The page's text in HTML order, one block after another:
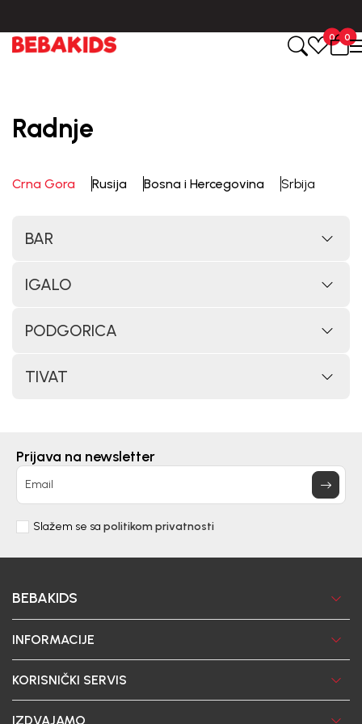
0 0
Radnje
Crna Gora Rusija Bosna i Hercegovina Srbija
BAR
IGALO
PODGORICA
TIVAT
Prijava na newsletter
Email
Slažem se sa politikom privatnosti
BEBAKIDS
INFORMACIJE
KORISNIČKI SERVIS
IZDVAJAMO